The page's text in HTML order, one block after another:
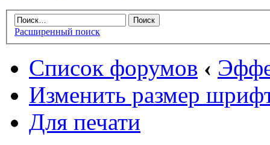
Расширенный поиск
Список форумов ‹
Изменить размер
Для печати